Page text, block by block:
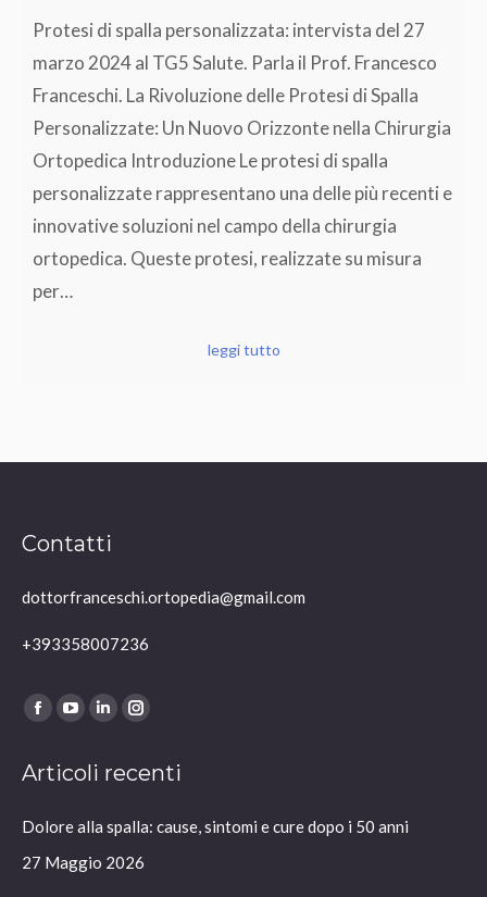
Protesi di spalla personalizzata: intervista del 27
marzo 2024 al TG5 Salute. Parla il Prof. Francesco
Franceschi. La Rivoluzione delle Protesi di Spalla
Personalizzate: Un Nuovo Orizzonte nella Chirurgia
Ortopedica Introduzione Le protesi di spalla
personalizzate rappresentano una delle più recenti e
innovative soluzioni nel campo della chirurgia
ortopedica. Queste protesi, realizzate su misura
per…
leggi tutto
Contatti
dottorfranceschi.ortopedia@gmail.com
+393358007236
Ci puoi trovare su:
Facebook
opens
new
window
YouTube
opens
new
window
Linkedin
opens
new
window
Instagram
opens
new
window
Articoli recenti
Dolore alla spalla: cause, sintomi e cure dopo i 50 anni
27 Maggio 2026